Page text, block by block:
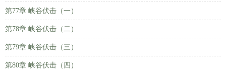
第77章 峡谷伏击（一）
第78章 峡谷伏击（二）
第79章 峡谷伏击（三）
第80章 峡谷伏击（四）